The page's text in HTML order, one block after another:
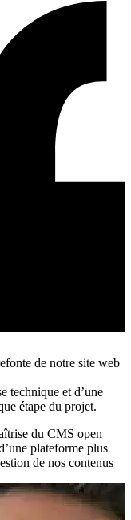
de notre site web
technique et d’une
étape du projet.
du CMS open
plateforme plus
de nos contenus